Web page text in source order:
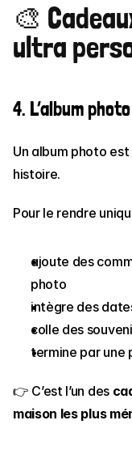
🎨
ultra
4. L’album
Un album photo
histoire.
Pour le rendre
ajoute des
photo
intègre des
colle des
termine par une
👉 C’est l’un des
maison les plus